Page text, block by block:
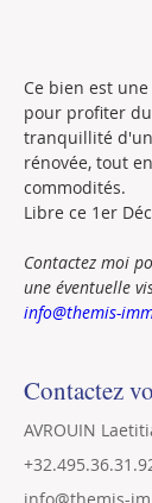
Ce bien est
pour profiter
tranquillité
rénovée, tout
commodités.
Libre ce 1er
Contactez moi
une éventuelle
info@themis-
Contactez
AVROUIN